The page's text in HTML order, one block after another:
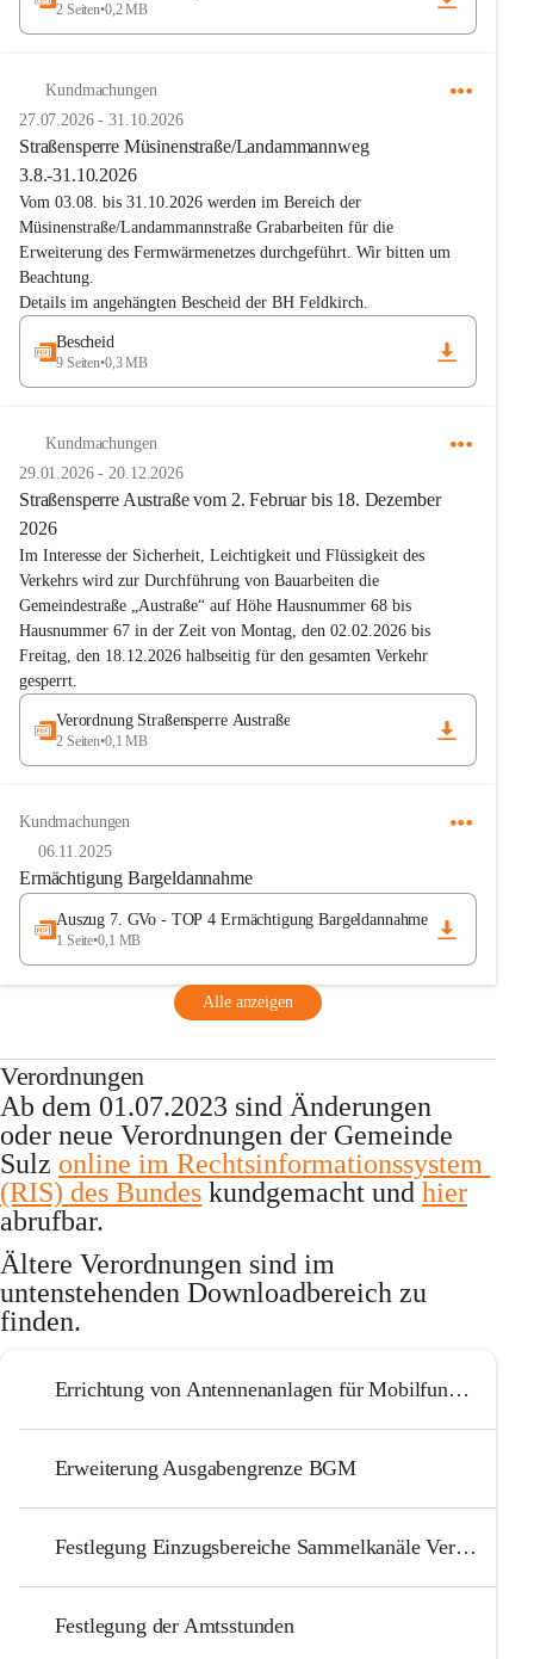
2 Seiten•0,2 MB
Kundmachungen
27.07.2026-31.10.2026
Straßensperre Müsinenstraße/Landammannweg
3.8.-31.10.2026
Vom 03.08. bis 31.10.2026 werden im Bereich der
Müsinenstraße/Landammannstraße Grabarbeiten für die
Erweiterung des Fermwärmenetzes durchgeführt. Wir bitten um
Beachtung.
Details im angehängten Bescheid der BH Feldkirch.
Bescheid
9 Seiten•0,3 MB
Kundmachungen
29.01.2026-20.12.2026
Straßensperre Austraße vom 2. Februar bis 18. Dezember
2026
Im Interesse der Sicherheit, Leichtigkeit und Flüssigkeit des
Verkehrs wird zur Durchführung von Bauarbeiten die
Gemeindestraße „Austraße“ auf Höhe Hausnummer 68 bis
Hausnummer 67 in der Zeit von Montag, den 02.02.2026 bis
Freitag, den 18.12.2026 halbseitig für den gesamten Verkehr
gesperrt.
Verordnung Straßensperre Austraße
2 Seiten•0,1 MB
Kundmachungen
06.11.2025
Ermächtigung Bargeldannahme
Auszug 7. GVo - TOP 4 Ermächtigung Bargeldannahme
1 Seite•0,1 MB
Alle anzeigen
Verordnungen
Ab dem 01.07.2023 sind Änderungen
oder neue Verordnungen der Gemeinde
Sulz online im Rechtsinformationssystem
(RIS) des Bundes kundgemacht und hier
abrufbar.
Ältere Verordnungen sind im
untenstehenden Downloadbereich zu
finden.
Errichtung von Antennenanlagen für Mobilfunk Verordnung 2007_10_01
Erweiterung Ausgabengrenze BGM
Festlegung Einzugsbereiche Sammelkanäle Verordnung 1989_06_12
Festlegung der Amtsstunden